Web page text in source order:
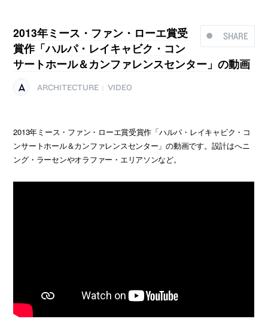
SHARE
2013年ミース・ファン・ローエ賞受
賞作「ハルパ・レイキャビク・コン
サートホール＆カンファレンスセンター」の動画
ARCHITECTURE VIDEO
2013年ミース・ファン・ローエ賞受賞作「ハルパ・レイキャビク・コ
ンサートホール＆カンファレンスセンター」の動画です。設計はへニ
ング・ラーセンやオラファー・エリアソンなど。